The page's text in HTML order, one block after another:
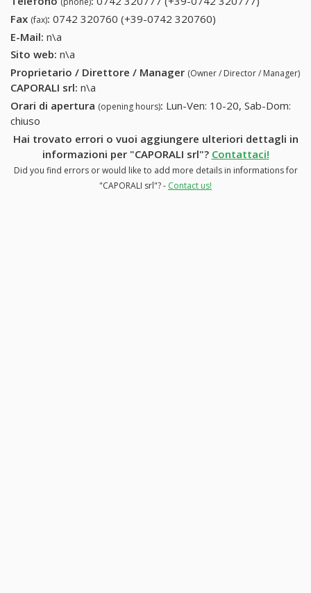
Fax (fax): 0742 320760 (+39-0742 320760)
E-Mail: n\a
Sito web: n\a
Proprietario / Direttore / Manager (Owner / Director / Manager)
CAPORALI srl: n\a
Orari di apertura (opening hours): Lun-Ven: 10-20, Sab-Dom:
chiuso
Hai trovato errori o vuoi aggiungere ulteriori dettagli in
informazioni per "CAPORALI srl"? Contattaci!
Did you find errors or would like to add more details in informations for
"CAPORALI srl"? - Contact us!